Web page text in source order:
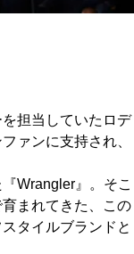
担当していたロデ
ァンに支持され、
Wrangler』。そこ
まれてきた、この
タイルブランドと